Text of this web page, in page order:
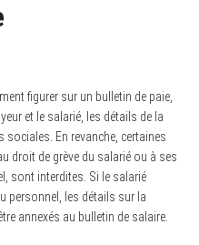
figurer sur un bulletin de paie,
et le salarié, les détails de la
En revanche, certaines
droit de grève du salarié ou à ses
sont interdites. Si le salarié
personnel, les détails sur la
annexés au bulletin de salaire.